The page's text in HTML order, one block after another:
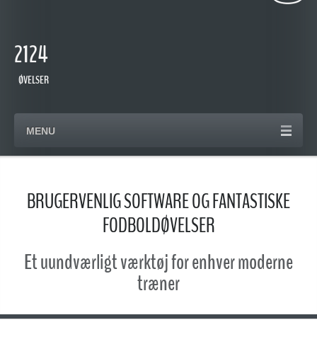
2124
ØVELSER
MENU
BRUGERVENLIG SOFTWARE OG FANTASTISKE
FODBOLDØVELSER
Et uundværligt værktøj for enhver moderne
træner